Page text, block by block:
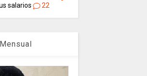
salarios
22